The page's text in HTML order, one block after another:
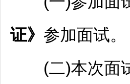
证》 参加面试。
(二)本次面试